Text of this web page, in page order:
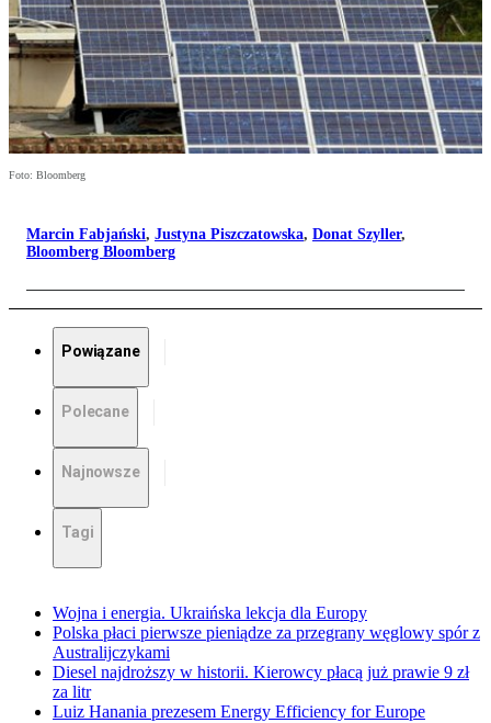
Foto: Bloomberg
Marcin Fabjański, Justyna Piszczatowska, Donat Szyller,
Bloomberg Bloomberg
Powiązane
Polecane
Najnowsze
Tagi
Wojna i energia. Ukraińska lekcja dla Europy
Polska płaci pierwsze pieniądze za przegrany węglowy spór z
Australijczykami
Diesel najdroższy w historii. Kierowcy płacą już prawie 9 zł
za litr
Luiz Hanania prezesem Energy Efficiency for Europe